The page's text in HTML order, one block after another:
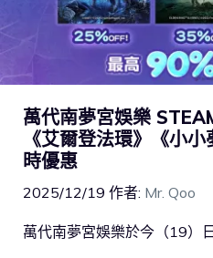
萬代南夢宮娛樂
《艾爾登法環》《小
時優惠
2025/12/19 作者: Mr. Qoo
萬代南夢宮娛樂於今（19）